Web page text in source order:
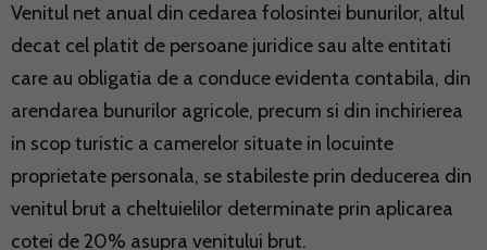
Venitul net anual din cedarea folosintei bunurilor, altul
decat cel platit de persoane juridice sau alte entitati
care au obligatia de a conduce evidenta contabila, din
arendarea bunurilor agricole, precum si din inchirierea
in scop turistic a camerelor situate in locuinte
proprietate personala, se stabileste prin deducerea din
venitul brut a cheltuielilor determinate prin aplicarea
cotei de 20% asupra venitului brut.